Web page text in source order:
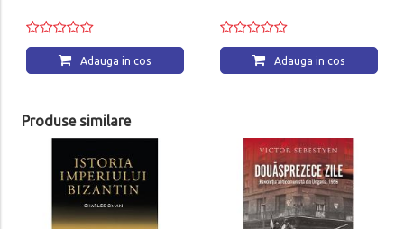
Adauga in cos Adauga in cos
Produse similare